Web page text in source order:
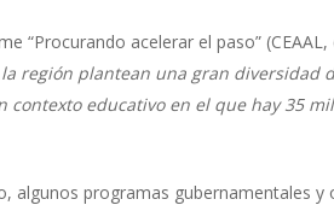
“Procurando acelerar el paso”
región plantean una gran diversidad
contexto educativo en el que hay 35
algunos programas gubernamentales